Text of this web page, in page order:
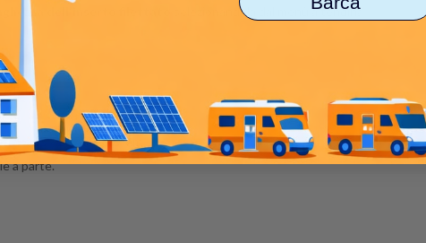
dell'inserto filettato
selezionandola dal menù a tendina
AISI316
15 / 20 / 30 / 40 mm
a parte.